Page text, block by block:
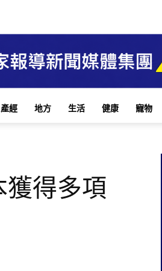
產經 地方 生活 健康 寵物
獲得多項